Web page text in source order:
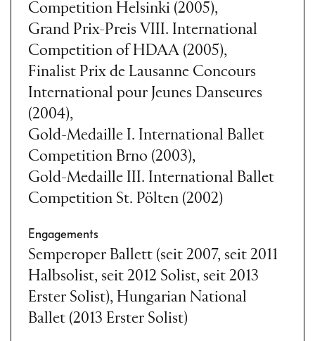
Competition Helsinki (2005),
Grand Prix-Preis VIII. International
Competition of HDAA (2005),
Finalist Prix de Lausanne Concours
International pour Jeunes Danseures
(2004),
Gold-Medaille I. International Ballet
Competition Brno (2003),
Gold-Medaille III. International Ballet
Competition St. Pölten (2002)
Engagements
Semperoper Ballett (seit 2007, seit 2011
Halbsolist, seit 2012 Solist, seit 2013
Erster Solist), Hungarian National
Ballet (2013 Erster Solist)